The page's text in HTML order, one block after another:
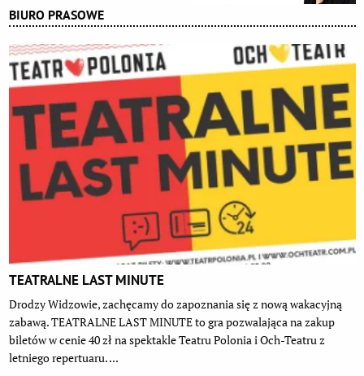
BIURO PRASOWE
TEATRALNE LAST MINUTE
Drodzy Widzowie, zachęcamy do zapoznania się z nową wakacyjną
zabawą. TEATRALNE LAST MINUTE to gra pozwalająca na zakup
biletów w cenie 40 zł na spektakle Teatru Polonia i Och-Teatru z
letniego repertuaru. ...